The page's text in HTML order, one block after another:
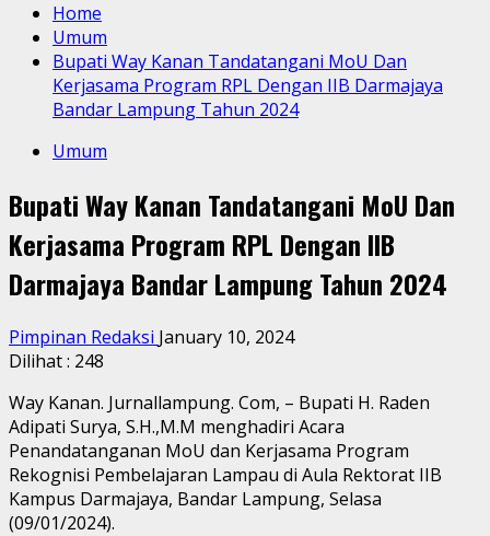
Home
Umum
Bupati Way Kanan Tandatangani MoU Dan
Kerjasama Program RPL Dengan IIB Darmajaya
Bandar Lampung Tahun 2024
Umum
Bupati Way Kanan Tandatangani MoU Dan
Kerjasama Program RPL Dengan IIB
Darmajaya Bandar Lampung Tahun 2024
Pimpinan Redaksi January 10, 2024
Dilihat : 248
Way Kanan. Jurnallampung. Com, – Bupati H. Raden
Adipati Surya, S.H.,M.M menghadiri Acara
Penandatanganan MoU dan Kerjasama Program
Rekognisi Pembelajaran Lampau di Aula Rektorat IIB
Kampus Darmajaya, Bandar Lampung, Selasa
(09/01/2024).